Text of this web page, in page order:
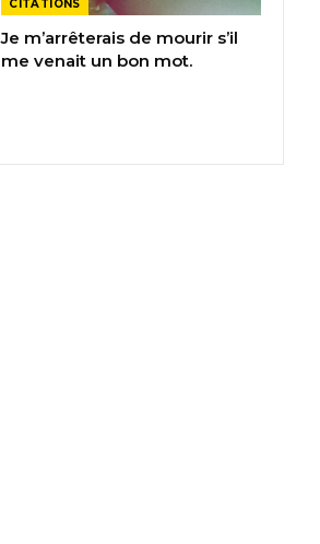
CITATIONS
Je m’arrêterais de mourir s’il
me venait un bon mot.